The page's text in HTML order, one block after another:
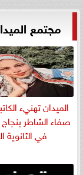
مجتمع
الميدان تهنيء
صفاء الشاطر بنجاج
في الثانوية